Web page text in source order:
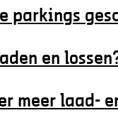
parkings
en
meer laad-